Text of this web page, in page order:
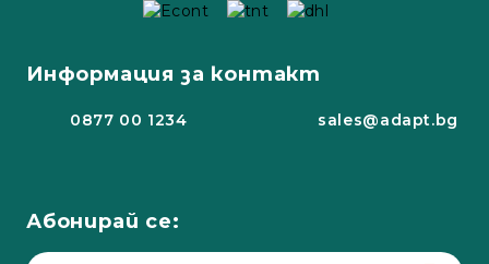
Информация за контакт
0877 00 1234 sales@adapt.bg
Абонирай се: